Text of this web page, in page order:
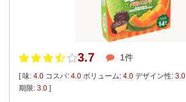
3.7 1件
[ 味: 4.0 コスパ: 4.0 ボリューム: 4.0 デザイン性: 3.0
期限: 3.0 ]